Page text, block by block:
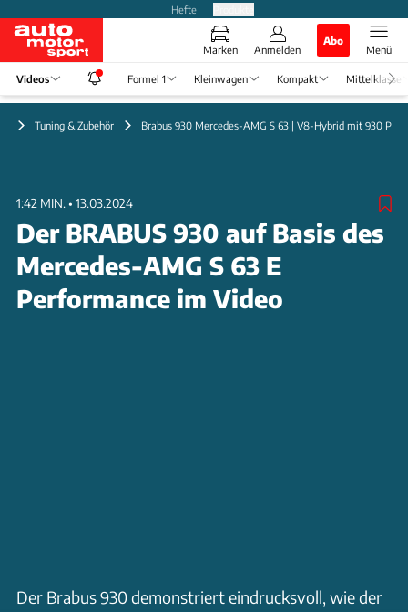
Hefte
Marken Anmelden
Abo
Menü
Videos Formel 1 Kleinwagen Kompakt Mittelklasse
Tuning & Zubehör Brabus 930 Mercedes-AMG S 63 | V8-Hybrid mit 930 PS
1:42 MIN. • 13.03.2024
Der BRABUS 930 auf Basis des
Mercedes-AMG S 63 E
Performance im Video
Der Brabus 930 demonstriert eindrucksvoll, wie der